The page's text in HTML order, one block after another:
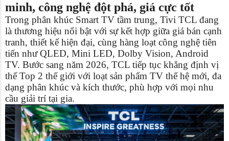
minh, công nghệ đột phá, giá cực tốt
Trong phân khúc Smart TV tầm trung, Tivi TCL đang
là thương hiệu nổi bật với sự kết hợp giữa giá bán cạnh
tranh, thiết kế hiện đại, cùng hàng loạt công nghệ tiên
tiến như QLED, Mini LED, Dolby Vision, Android
TV. Bước sang năm 2026, TCL tiếp tục khẳng định vị
thế Top 2 thế giới với loạt sản phẩm TV thế hệ mới, đa
dạng phân khúc và kích thước, phù hợp với mọi nhu
cầu giải trí tại gia.